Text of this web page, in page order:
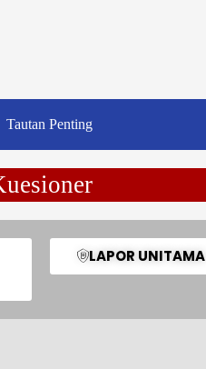
Tautan Penting
LAPOR UNITAMA